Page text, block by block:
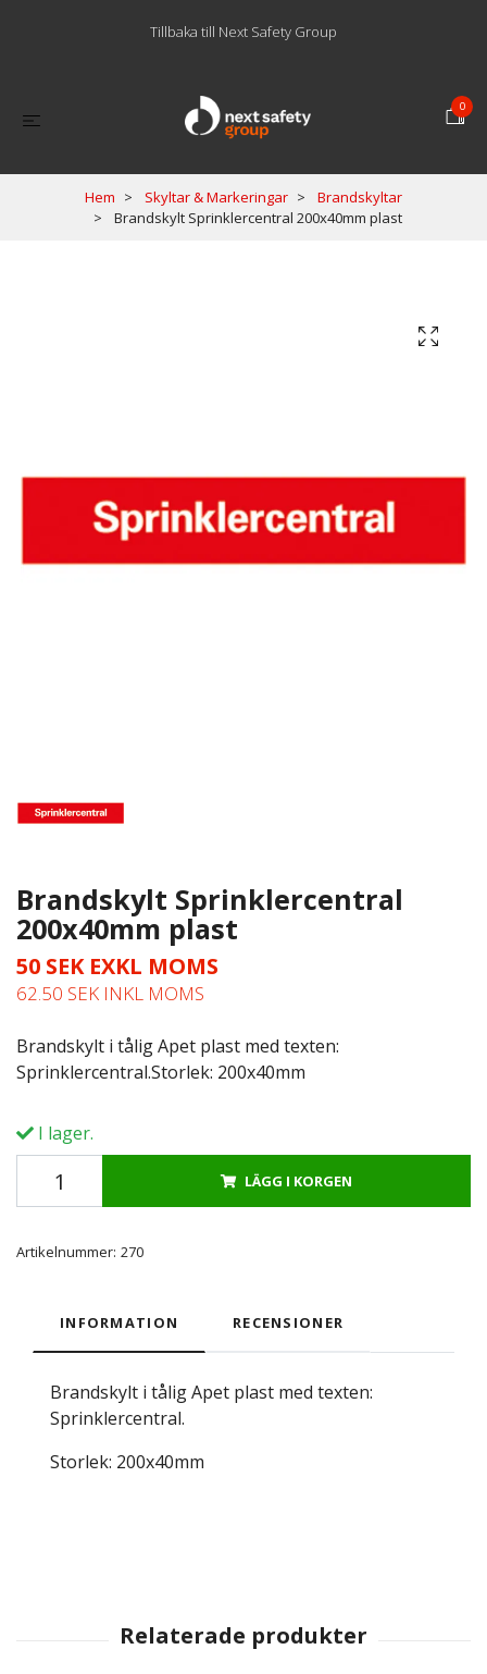
Tillbaka till Next Safety Group
0
Hem Skyltar & Markeringar
Brandskyltar
Brandskylt Sprinklercentral 200x40mm plast
Brandskylt Sprinklercentral
200x40mm plast
50 SEK EXKL MOMS
62.50 SEK INKL MOMS
Brandskylt i tålig Apet plast med texten:
Sprinklercentral.Storlek: 200x40mm
I lager.
LÄGG I KORGEN
Artikelnummer: 270
INFORMATION RECENSIONER
Brandskylt i tålig Apet plast med texten:
Sprinklercentral.
Storlek: 200x40mm